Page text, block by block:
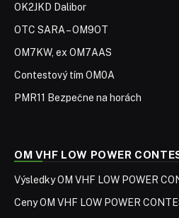
OK2JKD Dalibor
OTC SARA – OM9OT
OM7KW, ex OM7AAS
Contestový tím OM0A
PMR11 Bezpečne na horách
OM VHF LOW POWER
Výsledky OM VHF LOW POWER
Ceny OM VHF LOW POWER